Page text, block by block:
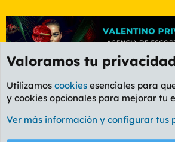
Foro Informática y Videojuegos
Cookies
PL OLDSTYLE AMARILLO
Valoramos tu
Utilizamos cookies esenciales para
y cookies opcionales para mejorar tu
Ver más información y configurar tus